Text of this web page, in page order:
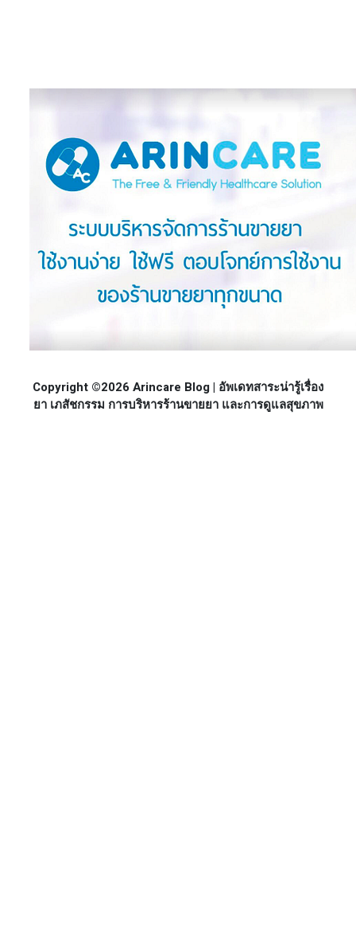
Copyright ©2026 Arincare Blog | อัพเดทสาระน่ารู้เรื่อง
ยา เภสัชกรรม การบริหารร้านขายยา และการดูแลสุขภาพ